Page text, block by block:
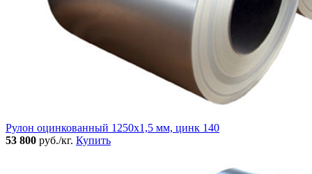
Рулон оцинкованный 1250х1,5 мм, цинк 140
53 800 руб./кг. Купить